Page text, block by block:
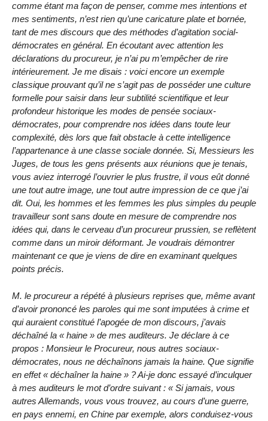
comme étant ma façon de penser, comme mes intentions et
mes sentiments, n’est rien qu’une caricature plate et bornée,
tant de mes discours que des méthodes d’agitation social-
démocrates en général. En écoutant avec attention les
déclarations du procureur, je n’ai pu m’empêcher de rire
intérieurement. Je me disais : voici encore un exemple
classique prouvant qu’il ne s’agit pas de posséder une culture
formelle pour saisir dans leur subtilité scientifique et leur
profondeur historique les modes de pensée sociaux-
démocrates, pour comprendre nos idées dans toute leur
complexité, dès lors que fait obstacle à cette intelligence
l’appartenance à une classe sociale donnée. Si, Messieurs les
Juges, de tous les gens présents aux réunions que je tenais,
vous aviez interrogé l’ouvrier le plus frustre, il vous eût donné
une tout autre image, une tout autre impression de ce que j’ai
dit. Oui, les hommes et les femmes les plus simples du peuple
travailleur sont sans doute en mesure de comprendre nos
idées qui, dans le cerveau d’un procureur prussien, se reflètent
comme dans un miroir déformant. Je voudrais démontrer
maintenant ce que je viens de dire en examinant quelques
points précis.
M. le procureur a répété à plusieurs reprises que, même avant
d’avoir prononcé les paroles qui me sont imputées à crime et
qui auraient constitué l’apogée de mon discours, j’avais
déchaîné la « haine » de mes auditeurs. Je déclare à ce
propos : Monsieur le Procureur, nous autres sociaux-
démocrates, nous ne déchaînons jamais la haine. Que signifie
en effet « déchaîner la haine » ? Ai-je donc essayé d’inculquer
à mes auditeurs le mot d’ordre suivant : « Si jamais, vous
autres Allemands, vous vous trouvez, au cours d’une guerre,
en pays ennemi, en Chine par exemple, alors conduisez-vous